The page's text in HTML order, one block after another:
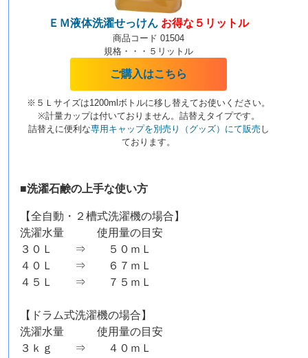
ＥＭ液体洗濯せっけん お得な５リットル
商品コード 01504
規格・・・５リットル
ご購入はこちら
※５Ｌサイズは1200mlボトルに移し替えてお使いください。
※計量カップは付いておりません。詰替えタイプです。
詰替えに便利な専用キャップを別売り（グッズ）にて販売 し
ております。
■洗濯石鹸の上手な使い方
【全自動・２槽式洗濯機の場合】
洗濯水量 使用量の目安
３０Ｌ ⇒ ５０ｍＬ
４０Ｌ ⇒ ６７ｍＬ
４５Ｌ ⇒ ７５ｍＬ
【ドラム式洗濯機の場合】
洗濯水量 使用量の目安
３ｋｇ ⇒ ４０ｍＬ